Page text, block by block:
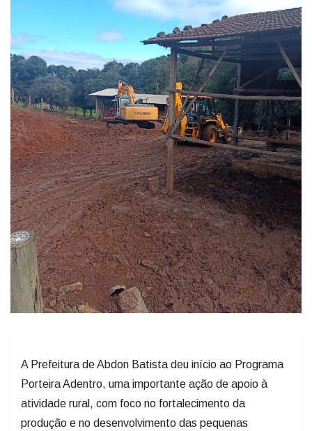
A Prefeitura de Abdon Batista deu início ao Programa
Porteira Adentro, uma importante ação de apoio à
atividade rural, com foco no fortalecimento da
produção e no desenvolvimento das pequenas